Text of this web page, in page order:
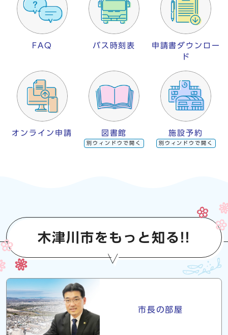
FAQ バス時刻表
申請書ダウンロー
ド
オンライン申請 図書館
別ウィンドウで開く
施設予約
別ウィンドウで開く
木津川市をもっと知る!!
市長・議会
市長の部屋